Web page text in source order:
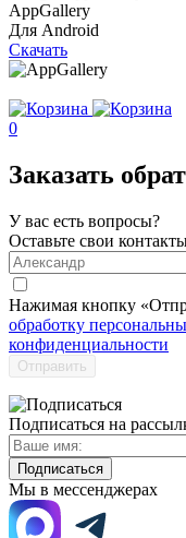
AppGallery
Для Android
Скачать
0
Заказать
У вас есть вопросы?
Оставьте свои
Нажимая кнопку
обработку
конфиденциальности
Отправить
Подписаться на
Подписаться
Мы в мессенджерах